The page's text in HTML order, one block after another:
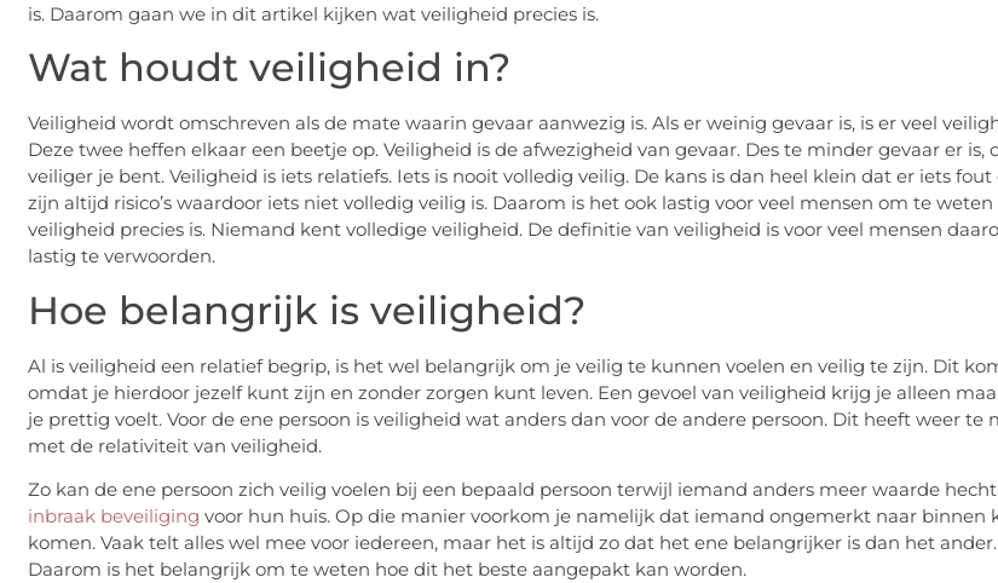
is. Daarom gaan we in dit artikel kijken wat veiligheid precies is.
Wat houdt veiligheid in?
Veiligheid wordt omschreven als de mate waarin gevaar aanwezig is. Als er weinig gevaar is, is er veel
Deze twee heffen elkaar een beetje op. Veiligheid is de afwezigheid van gevaar. Des te minder gevaar er is,
veiliger je bent. Veiligheid is iets relatiefs. Iets is nooit volledig veilig. De kans is dan heel klein dat er iets fout
zijn altijd risico’s waardoor iets niet volledig veilig is. Daarom is het ook lastig voor veel mensen om te
veiligheid precies is. Niemand kent volledige veiligheid. De definitie van veiligheid is voor veel mensen
lastig te verwoorden.
Hoe belangrijk is veiligheid?
Al is veiligheid een relatief begrip, is het wel belangrijk om je veilig te kunnen voelen en veilig te zijn. Dit
omdat je hierdoor jezelf kunt zijn en zonder zorgen kunt leven. Een gevoel van veiligheid krijg je alleen
je prettig voelt. Voor de ene persoon is veiligheid wat anders dan voor de andere persoon. Dit heeft weer te
met de relativiteit van veiligheid.
Zo kan de ene persoon zich veilig voelen bij een bepaald persoon terwijl iemand anders meer waarde
inbraak beveiliging voor hun huis. Op die manier voorkom je namelijk dat iemand ongemerkt naar binnen
komen. Vaak telt alles wel mee voor iedereen, maar het is altijd zo dat het ene belangrijker is dan het ander.
Daarom is het belangrijk om te weten hoe dit het beste aangepakt kan worden.